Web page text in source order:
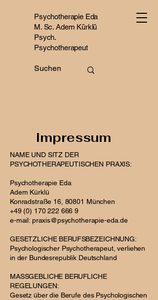
Psychotherapie Eda
M. Sc. Adem Kürklü
Psych.
Psychotherapeut
Impressum
NAME UND SITZ DER
PSYCHOTHERAPEUTISCHEN PRAXIS:
Psychotherapie Eda
Adem Kürklü
Konradstraße 16, 80801 München
+49 (0) 170 222 666 9
e-mail: praxis@psychotherapie-eda.de
GESETZLICHE BERUFSBEZEICHNUNG:
Psychologischer Psychotherapeut, verliehen
in der Bundesrepublik Deutschland
MASSGEBLICHE BERUFLICHE
REGELUNGEN:
Gesetz über die Berufe des Psychologischen